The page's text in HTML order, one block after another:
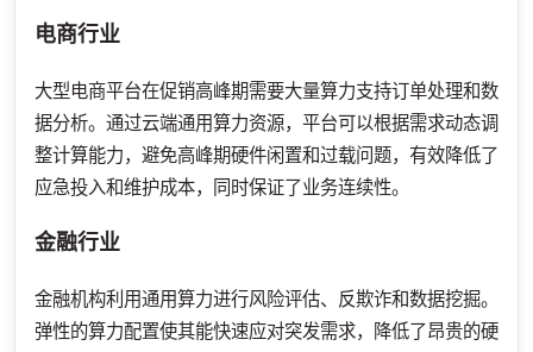
电商行业
大型电商平台在促销高峰期需要大量算力支持订单处理和数
据分析。通过云端通用算力资源，平台可以根据需求动态调
整计算能力，避免高峰期硬件闲置和过载问题，有效降低了
应急投入和维护成本，同时保证了业务连续性。
金融行业
金融机构利用通用算力进行风险评估、反欺诈和数据挖掘。
弹性的算力配置使其能快速应对突发需求，降低了昂贵的硬